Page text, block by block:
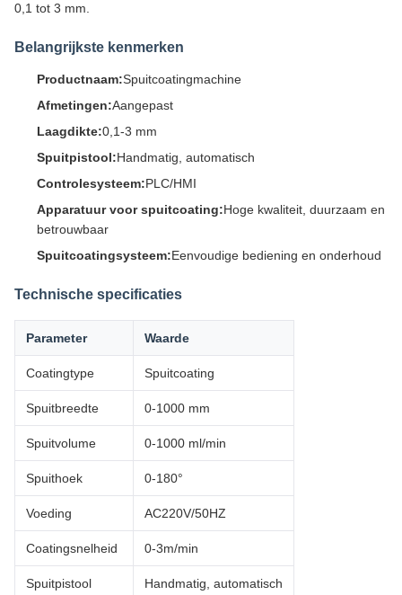
0,1 tot 3 mm.
Belangrijkste kenmerken
Productnaam:Spuitcoatingmachine
Afmetingen:Aangepast
Laagdikte:0,1-3 mm
Spuitpistool:Handmatig, automatisch
Controlesysteem:PLC/HMI
Apparatuur voor spuitcoating:Hoge kwaliteit, duurzaam en
betrouwbaar
Spuitcoatingsysteem:Eenvoudige bediening en onderhoud
Technische specificaties
Parameter Waarde
Coatingtype Spuitcoating
Spuitbreedte 0-1000 mm
Spuitvolume 0-1000 ml/min
Spuithoek 0-180°
Voeding AC220V/50HZ
Coatingsnelheid 0-3m/min
Spuitpistool Handmatig, automatisch